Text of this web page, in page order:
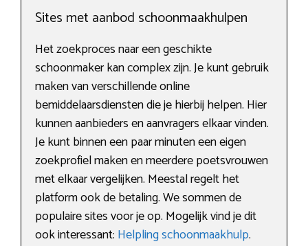
Sites met aanbod schoonmaakhulpen
Het zoekproces naar een geschikte
schoonmaker kan complex zijn. Je kunt gebruik
maken van verschillende online
bemiddelaarsdiensten die je hierbij helpen. Hier
kunnen aanbieders en aanvragers elkaar vinden.
Je kunt binnen een paar minuten een eigen
zoekprofiel maken en meerdere poetsvrouwen
met elkaar vergelijken. Meestal regelt het
platform ook de betaling. We sommen de
populaire sites voor je op. Mogelijk vind je dit
ook interessant: Helpling schoonmaakhulp.